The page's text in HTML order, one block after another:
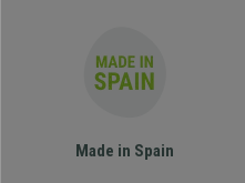
Made in Spain